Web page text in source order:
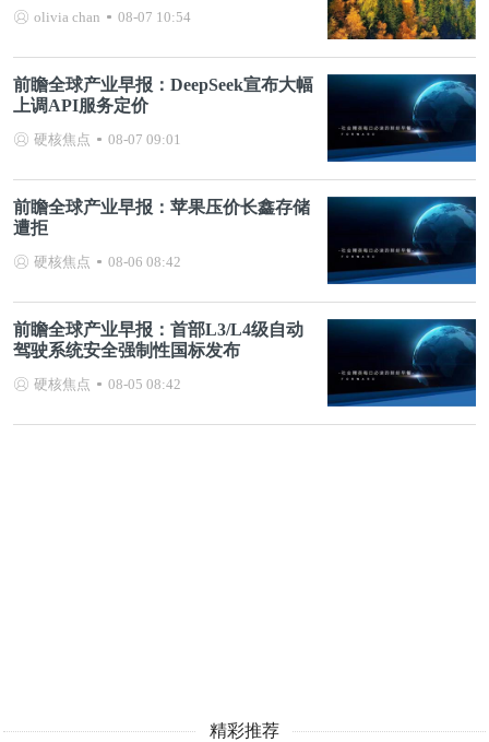
olivia chan 08-07 10:54
前瞻全球产业早报：DeepSeek宣布大幅
上调API服务定价
硬核焦点 08-07 09:01
前瞻全球产业早报：苹果压价长鑫存储
遭拒
硬核焦点 08-06 08:42
前瞻全球产业早报：首部L3/L4级自动
驾驶系统安全强制性国标发布
硬核焦点 08-05 08:42
精彩推荐